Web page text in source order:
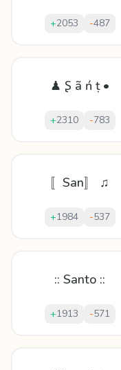
+2053 -487
♟ Ʂ ã ń ṭ •
+2310 -783
〚San〛 ♫
+1984 -537
:: Santo ::
+1913 -571